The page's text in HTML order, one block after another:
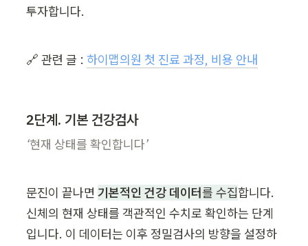
투자합니다.
🔗 관련 글 : 하이맵의원 첫 진료 과정, 비용 안내
2단계. 기본 건강검사
‘현재 상태를 확인합니다’
문진이 끝나면 기본적인 건강 데이터를 수집합니다.
신체의 현재 상태를 객관적인 수치로 확인하는 단계
입니다. 이 데이터는 이후 정밀검사의 방향을 설정하